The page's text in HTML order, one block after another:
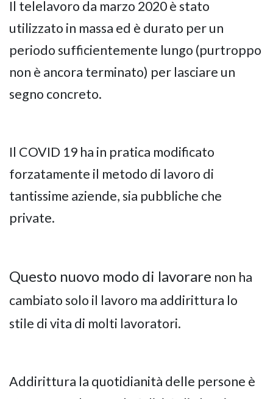
Il telelavoro da marzo 2020 è stato
utilizzato in massa ed è durato per un
periodo sufficientemente lungo (purtroppo
non è ancora terminato) per lasciare un
segno concreto.
Il COVID 19 ha in pratica modificato
forzatamente il metodo di lavoro di
tantissime aziende, sia pubbliche che
private.
Questo nuovo modo di lavorare non ha
cambiato solo il lavoro ma addirittura lo
stile di vita di molti lavoratori.
Addirittura la quotidianità delle persone è